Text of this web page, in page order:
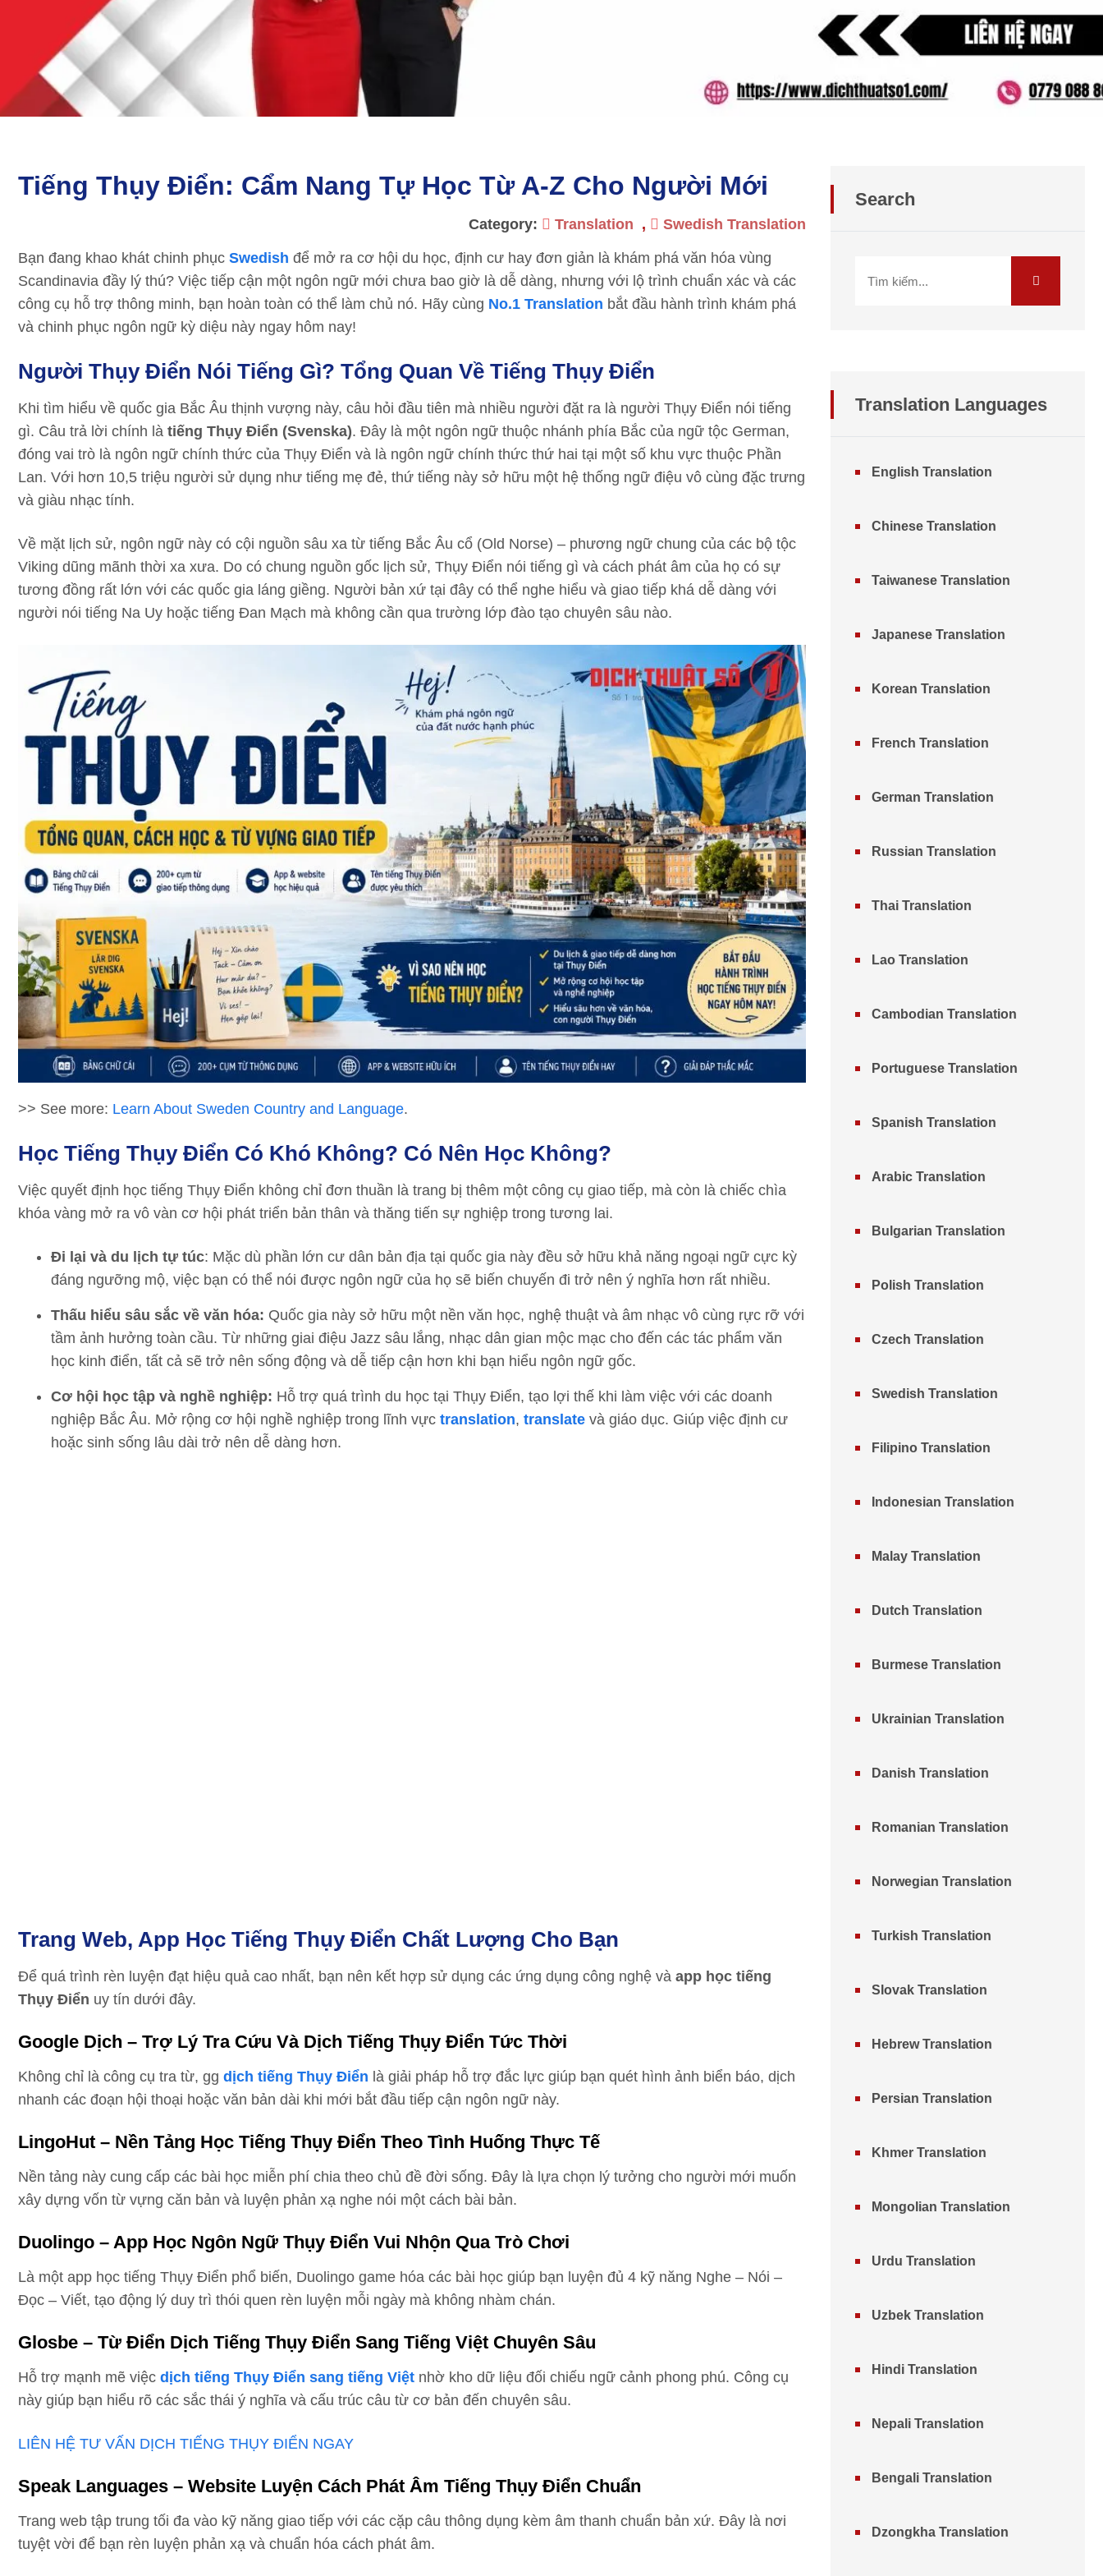
Tiếng Thụy Điển: Cẩm Nang Tự Học Từ A-Z Cho Người Mới
Category: Translation , Swedish Translation
Bạn đang khao khát chinh phục Swedish để mở ra cơ hội du học, định cư hay đơn giản là khám phá văn hóa vùng
Scandinavia đầy lý thú? Việc tiếp cận một ngôn ngữ mới chưa bao giờ là dễ dàng, nhưng với lộ trình chuẩn xác và các
công cụ hỗ trợ thông minh, bạn hoàn toàn có thể làm chủ nó. Hãy cùng No.1 Translation bắt đầu hành trình khám phá
và chinh phục ngôn ngữ kỳ diệu này ngay hôm nay!
Người Thụy Điển Nói Tiếng Gì? Tổng Quan Về Tiếng Thụy Điển
Khi tìm hiểu về quốc gia Bắc Âu thịnh vượng này, câu hỏi đầu tiên mà nhiều người đặt ra là người Thụy Điển nói tiếng
gì. Câu trả lời chính là tiếng Thụy Điển (Svenska). Đây là một ngôn ngữ thuộc nhánh phía Bắc của ngữ tộc German,
đóng vai trò là ngôn ngữ chính thức của Thụy Điển và là ngôn ngữ chính thức thứ hai tại một số khu vực thuộc Phần
Lan. Với hơn 10,5 triệu người sử dụng như tiếng mẹ đẻ, thứ tiếng này sở hữu một hệ thống ngữ điệu vô cùng đặc trưng
và giàu nhạc tính.
Về mặt lịch sử, ngôn ngữ này có cội nguồn sâu xa từ tiếng Bắc Âu cổ (Old Norse) – phương ngữ chung của các bộ tộc
Viking dũng mãnh thời xa xưa. Do có chung nguồn gốc lịch sử, Thụy Điển nói tiếng gì và cách phát âm của họ có sự
tương đồng rất lớn với các quốc gia láng giềng. Người bản xứ tại đây có thể nghe hiểu và giao tiếp khá dễ dàng với
người nói tiếng Na Uy hoặc tiếng Đan Mạch mà không cần qua trường lớp đào tạo chuyên sâu nào.
>> See more: Learn About Sweden Country and Language.
Học Tiếng Thụy Điển Có Khó Không? Có Nên Học Không?
Việc quyết định học tiếng Thụy Điển không chỉ đơn thuần là trang bị thêm một công cụ giao tiếp, mà còn là chiếc chìa
khóa vàng mở ra vô vàn cơ hội phát triển bản thân và thăng tiến sự nghiệp trong tương lai.
Đi lại và du lịch tự túc: Mặc dù phần lớn cư dân bản địa tại quốc gia này đều sở hữu khả năng ngoại ngữ cực kỳ
đáng ngưỡng mộ, việc bạn có thể nói được ngôn ngữ của họ sẽ biến chuyến đi trở nên ý nghĩa hơn rất nhiều.
Thấu hiểu sâu sắc về văn hóa: Quốc gia này sở hữu một nền văn học, nghệ thuật và âm nhạc vô cùng rực rỡ với
tầm ảnh hưởng toàn cầu. Từ những giai điệu Jazz sâu lắng, nhạc dân gian mộc mạc cho đến các tác phẩm văn
học kinh điển, tất cả sẽ trở nên sống động và dễ tiếp cận hơn khi bạn hiểu ngôn ngữ gốc.
Cơ hội học tập và nghề nghiệp: Hỗ trợ quá trình du học tại Thụy Điển, tạo lợi thế khi làm việc với các doanh
nghiệp Bắc Âu. Mở rộng cơ hội nghề nghiệp trong lĩnh vực translation, translate và giáo dục. Giúp việc định cư
hoặc sinh sống lâu dài trở nên dễ dàng hơn.
Trang Web, App Học Tiếng Thụy Điển Chất Lượng Cho Bạn
Để quá trình rèn luyện đạt hiệu quả cao nhất, bạn nên kết hợp sử dụng các ứng dụng công nghệ và app học tiếng
Thụy Điển uy tín dưới đây.
Google Dịch – Trợ Lý Tra Cứu Và Dịch Tiếng Thụy Điển Tức Thời
Không chỉ là công cụ tra từ, gg dịch tiếng Thụy Điển là giải pháp hỗ trợ đắc lực giúp bạn quét hình ảnh biển báo, dịch
nhanh các đoạn hội thoại hoặc văn bản dài khi mới bắt đầu tiếp cận ngôn ngữ này.
LingoHut – Nền Tảng Học Tiếng Thụy Điển Theo Tình Huống Thực Tế
Nền tảng này cung cấp các bài học miễn phí chia theo chủ đề đời sống. Đây là lựa chọn lý tưởng cho người mới muốn
xây dựng vốn từ vựng căn bản và luyện phản xạ nghe nói một cách bài bản.
Duolingo – App Học Ngôn Ngữ Thụy Điển Vui Nhộn Qua Trò Chơi
Là một app học tiếng Thụy Điển phổ biến, Duolingo game hóa các bài học giúp bạn luyện đủ 4 kỹ năng Nghe – Nói –
Đọc – Viết, tạo động lý duy trì thói quen rèn luyện mỗi ngày mà không nhàm chán.
Glosbe – Từ Điển Dịch Tiếng Thụy Điển Sang Tiếng Việt Chuyên Sâu
Hỗ trợ mạnh mẽ việc dịch tiếng Thụy Điển sang tiếng Việt nhờ kho dữ liệu đối chiếu ngữ cảnh phong phú. Công cụ
này giúp bạn hiểu rõ các sắc thái ý nghĩa và cấu trúc câu từ cơ bản đến chuyên sâu.
LIÊN HỆ TƯ VẤN DỊCH TIẾNG THỤY ĐIỂN NGAY
Speak Languages – Website Luyện Cách Phát Âm Tiếng Thụy Điển Chuẩn
Trang web tập trung tối đa vào kỹ năng giao tiếp với các cặp câu thông dụng kèm âm thanh chuẩn bản xứ. Đây là nơi
tuyệt vời để bạn rèn luyện phản xạ và chuẩn hóa cách phát âm.
Search
Translation Languages
English Translation
Chinese Translation
Taiwanese Translation
Japanese Translation
Korean Translation
French Translation
German Translation
Russian Translation
Thai Translation
Lao Translation
Cambodian Translation
Portuguese Translation
Spanish Translation
Arabic Translation
Bulgarian Translation
Polish Translation
Czech Translation
Swedish Translation
Filipino Translation
Indonesian Translation
Malay Translation
Dutch Translation
Burmese Translation
Ukrainian Translation
Danish Translation
Romanian Translation
Norwegian Translation
Turkish Translation
Slovak Translation
Hebrew Translation
Persian Translation
Khmer Translation
Mongolian Translation
Urdu Translation
Uzbek Translation
Hindi Translation
Nepali Translation
Bengali Translation
Dzongkha Translation